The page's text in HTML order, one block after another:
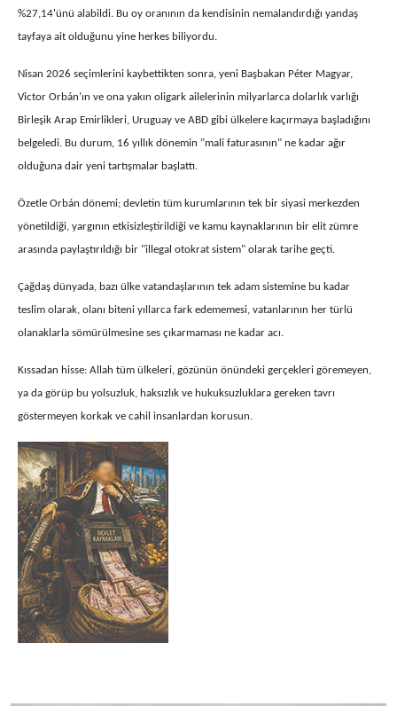
%27,14'ünü alabildi. Bu oy oranının da kendisinin nemalandırdığı yandaş
tayfaya ait olduğunu yine herkes biliyordu.
Nisan 2026 seçimlerini kaybettikten sonra, yeni Başbakan Péter Magyar,
Victor Orbán’ın ve ona yakın oligark ailelerinin milyarlarca dolarlık varlığı
Birleşik Arap Emirlikleri, Uruguay ve ABD gibi ülkelere kaçırmaya başladığını
belgeledi. Bu durum, 16 yıllık dönemin "mali faturasının" ne kadar ağır
olduğuna dair yeni tartışmalar başlattı.
Özetle Orbán dönemi; devletin tüm kurumlarının tek bir siyasi merkezden
yönetildiği, yargının etkisizleştirildiği ve kamu kaynaklarının bir elit zümre
arasında paylaştırıldığı bir "illegal otokrat sistem" olarak tarihe geçti.
Çağdaş dünyada, bazı ülke vatandaşlarının tek adam sistemine bu kadar
teslim olarak, olanı biteni yıllarca fark edememesi, vatanlarının her türlü
olanaklarla sömürülmesine ses çıkarmaması ne kadar acı.
Kıssadan hisse: Allah tüm ülkeleri, gözünün önündeki gerçekleri göremeyen,
ya da görüp bu yolsuzluk, haksızlık ve hukuksuzluklara gereken tavrı
göstermeyen korkak ve cahil insanlardan korusun.